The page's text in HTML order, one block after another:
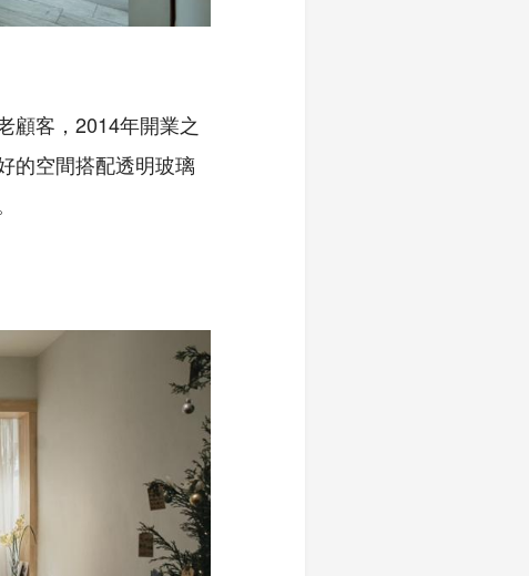
顧客，2014年開業之
的空間搭配透明玻璃